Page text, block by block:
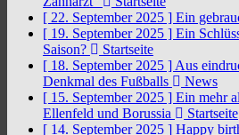
[ 22. September 2025 ] Ein
[ 19. September 2025 ] Ein
Saison?
Startseite
[ 18. September 2025 ] Aus
Denkmal des Fußballs
News
[ 15. September 2025 ] Ein mehr
Ellenfeld und Borussia
Startseite
[ 14. September 2025 ] Happy